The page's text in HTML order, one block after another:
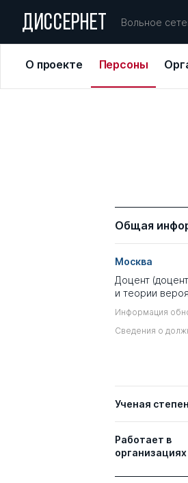
ДИССЕРНЕТ Вольное
О проекте Персоны
Общая
Москва
Доцент
и теории
Информация
Сведения о
Ученая
Работает в
организациях